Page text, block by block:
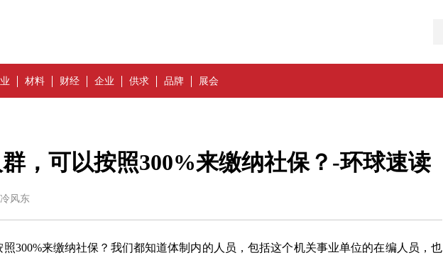
材料 财经 企业 供求 品牌 展会
，可以按照300%来缴纳社保？-环球速读
风东
300%来缴纳社保？我们都知道体制内的人员，包括这个机关事业单位的在编人员，也